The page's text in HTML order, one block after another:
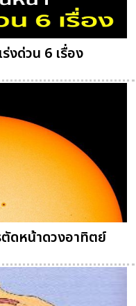
งด่วน 6 เรื่อง
ดหน้าดวงอาทิตย์